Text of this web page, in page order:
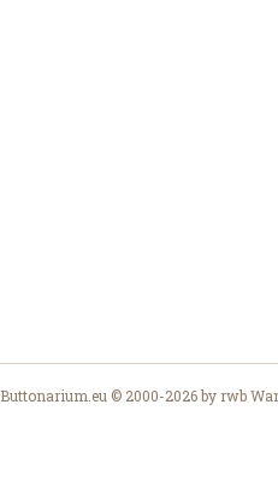
Buttonarium.eu © 2000-2026 by rwb